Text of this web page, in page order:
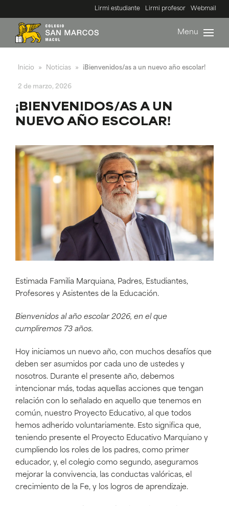
Lirmi estudiante Lirmi profesor Webmail
Menu
Inicio » Noticias » ¡Bienvenidos/as a un nuevo año escolar!
2 de marzo, 2026
¡BIENVENIDOS/AS A UN
NUEVO AÑO ESCOLAR!
Estimada Familia Marquiana, Padres, Estudiantes,
Profesores y Asistentes de la Educación.
Bienvenidos al año escolar 2026, en el que
cumpliremos 73 años.
Hoy iniciamos un nuevo año, con muchos desafíos que
deben ser asumidos por cada uno de ustedes y
nosotros. Durante el presente año, debemos
intencionar más, todas aquellas acciones que tengan
relación con lo señalado en aquello que tenemos en
común, nuestro Proyecto Educativo, al que todos
hemos adherido voluntariamente. Esto significa que,
teniendo presente el Proyecto Educativo Marquiano y
cumpliendo los roles de los padres, como primer
educador, y, el colegio como segundo, aseguramos
mejorar la convivencia, las conductas valóricas, el
crecimiento de la Fe, y los logros de aprendizaje.